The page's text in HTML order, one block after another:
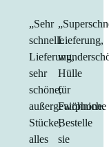
„Sehr
schnelle
Lieferung,
sehr
schöne,
außergewöhniche
Stücke,
alles
Lieferung,
Hülle
für
Fairphone.
Bestelle
sie